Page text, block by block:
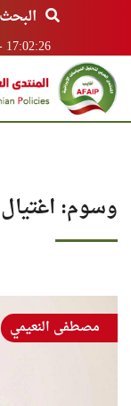
البحث
17:02:26
وسوم:
مصطفى النعيمي